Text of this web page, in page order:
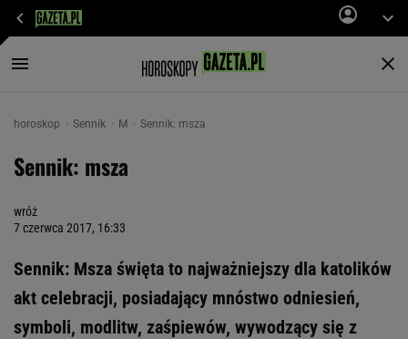
horoskop Sennik M Sennik: msza
Sennik: msza
wróż
7 czerwca 2017, 16:33
Sennik: Msza święta to najważniejszy dla katolików
akt celebracji, posiadający mnóstwo odniesień,
symboli, modlitw, zaśpiewów, wywodzący się z